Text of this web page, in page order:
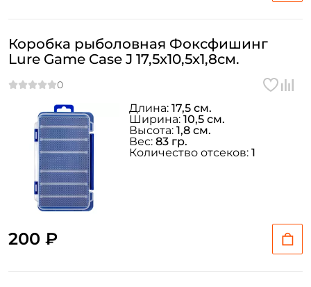
Коробка рыболовная Фоксфишинг
Lure Game Case J 17,5x10,5x1,8см.
200 ₽
Длина: 17,5 см.
Ширина: 10,5 см.
Высота: 1,8 см.
Вес: 83 гр.
Количество отсеков: 1